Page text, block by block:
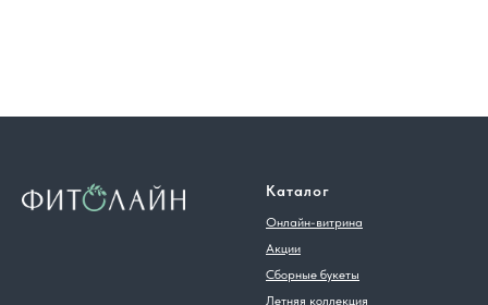
Каталог
Онлайн-витрина
Акции
Сборные букеты
Летняя коллекция